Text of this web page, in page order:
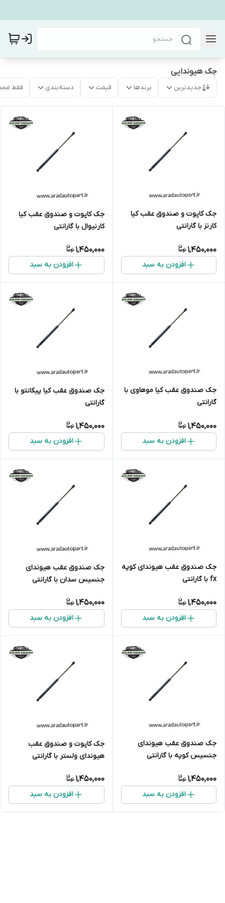
جک هیوندایی
جدیدترین برندها قیمت دسته‌بندی فقط
جک کاپوت و صندوق عقب کیا
کارنز با گارانتی
1,450,000
افزودن به سبد
جک کاپوت و صندوق عقب کیا
کارنیوال با گارانتی
1,450,000
افزودن به سبد
جک صندوق عقب کیا موهاوی با
گارانتی
1,450,000
افزودن به سبد
جک صندوق عقب کیا پیکانتو با
گارانتی
1,450,000
افزودن به سبد
جک صندوق عقب هیوندای کوپه
fx با گارانتی
1,450,000
افزودن به سبد
جک صندوق عقب هیوندای
جنسیس سدان با گارانتی
1,450,000
افزودن به سبد
جک صندوق عقب هیوندای
جنسیس کوپه با گارانتی
1,450,000
افزودن به سبد
جک کاپوت و صندوق عقب
هیوندای ولستر با گارانتی
1,450,000
افزودن به سبد